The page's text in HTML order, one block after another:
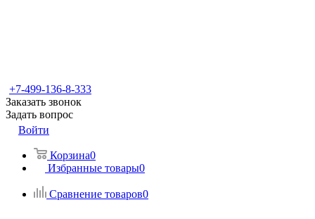
+7-499-136-8-333
Заказать звонок
Задать вопрос
Войти
Корзина0
Избранные товары0
Сравнение товаров0